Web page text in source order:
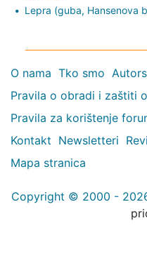
Lepra (guba, Hansenova
O nama Tko smo
Pravila o obradi i zaštiti
Pravila za korištenje
Kontakt Newsletteri
Mapa stranica
Copyright © 2000 -